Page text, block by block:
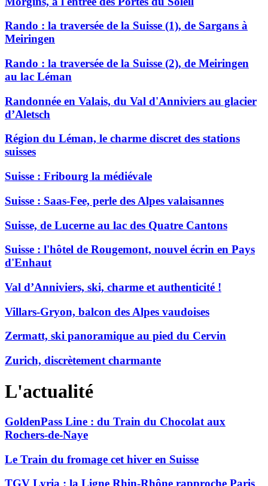
Rando : la traversée de la Suisse (1), de Sargans à
Meiringen
Rando : la traversée de la Suisse (2), de Meiringen
au lac Léman
Randonnée en Valais, du Val d'Anniviers au glacier
d’Aletsch
Région du Léman, le charme discret des stations
suisses
Suisse : Fribourg la médiévale
Suisse : Saas-Fee, perle des Alpes valaisannes
Suisse, de Lucerne au lac des Quatre Cantons
Suisse : l'hôtel de Rougemont, nouvel écrin en Pays
d'Enhaut
Val d’Anniviers, ski, charme et authenticité !
Villars-Gryon, balcon des Alpes vaudoises
Zermatt, ski panoramique au pied du Cervin
Zurich, discrètement charmante
L'actualité
GoldenPass Line : du Train du Chocolat aux
Rochers-de-Naye
Le Train du fromage cet hiver en Suisse